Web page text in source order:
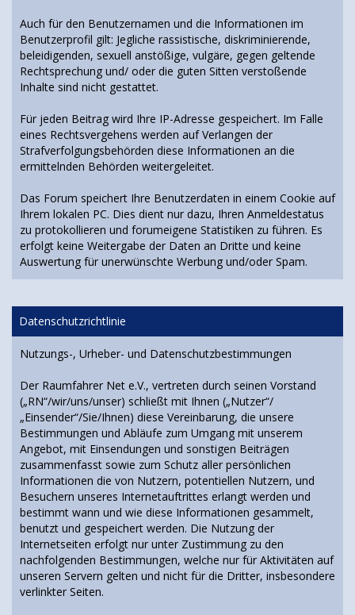
Auch für den Benutzernamen und die Informationen im
Benutzerprofil gilt: Jegliche rassistische, diskriminierende,
beleidigenden, sexuell anstößige, vulgäre, gegen geltende
Rechtsprechung und/ oder die guten Sitten verstoßende
Inhalte sind nicht gestattet.
Für jeden Beitrag wird Ihre IP-Adresse gespeichert. Im Falle
eines Rechtsvergehens werden auf Verlangen der
Strafverfolgungsbehörden diese Informationen an die
ermittelnden Behörden weitergeleitet.
Das Forum speichert Ihre Benutzerdaten in einem Cookie auf
Ihrem lokalen PC. Dies dient nur dazu, Ihren Anmeldestatus
zu protokollieren und forumeigene Statistiken zu führen. Es
erfolgt keine Weitergabe der Daten an Dritte und keine
Auswertung für unerwünschte Werbung und/oder Spam.
Datenschutzrichtlinie
Nutzungs-, Urheber- und Datenschutzbestimmungen
Der Raumfahrer Net e.V., vertreten durch seinen Vorstand
(„RN“/wir/uns/unser) schließt mit Ihnen („Nutzer“/
„Einsender“/Sie/Ihnen) diese Vereinbarung, die unsere
Bestimmungen und Abläufe zum Umgang mit unserem
Angebot, mit Einsendungen und sonstigen Beiträgen
zusammenfasst sowie zum Schutz aller persönlichen
Informationen die von Nutzern, potentiellen Nutzern, und
Besuchern unseres Internetauftrittes erlangt werden und
bestimmt wann und wie diese Informationen gesammelt,
benutzt und gespeichert werden. Die Nutzung der
Internetseiten erfolgt nur unter Zustimmung zu den
nachfolgenden Bestimmungen, welche nur für Aktivitäten auf
unseren Servern gelten und nicht für die Dritter, insbesondere
verlinkter Seiten.